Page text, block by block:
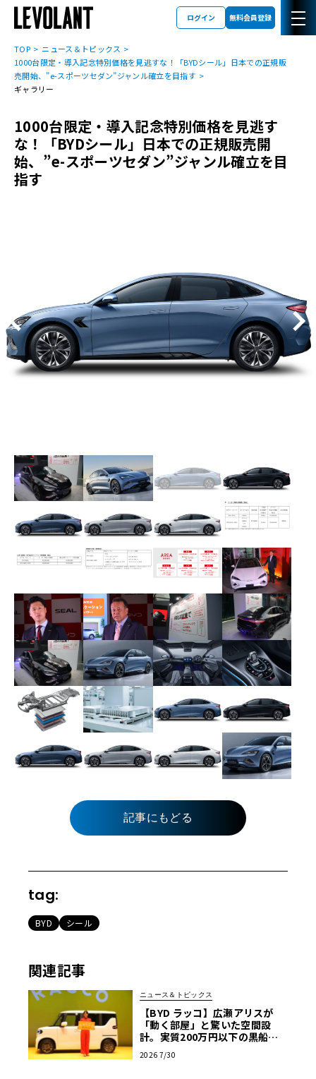
ログイン 無料会員登録
TOP
ニュース＆トピックス
1000台限定・導入記念特別価格を見逃すな！「BYDシール」日本での正規販
売開始、”e-スポーツセダン”ジャンル確立を目指す
ギャラリー
1000台限定・導入記念特別価格を見逃す
な！「BYDシール」日本での正規販売開
始、”e-スポーツセダン”ジャンル確立を目
指す
記事にもどる
tag:
BYD シール
関連記事
ニュース＆トピックス
【BYD ラッコ】広瀬アリスが
「動く部屋」と驚いた空間設
計。実質200万円以下の黒船ス
2026 7/30